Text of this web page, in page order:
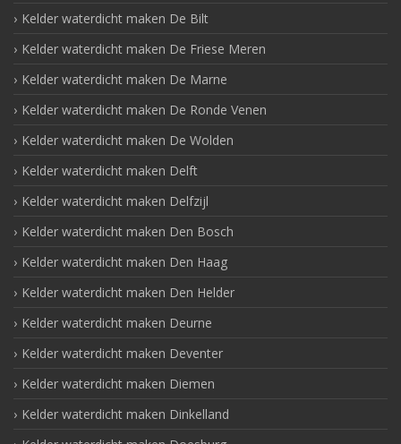
Kelder waterdicht maken De Bilt
Kelder waterdicht maken De Friese Meren
Kelder waterdicht maken De Marne
Kelder waterdicht maken De Ronde Venen
Kelder waterdicht maken De Wolden
Kelder waterdicht maken Delft
Kelder waterdicht maken Delfzijl
Kelder waterdicht maken Den Bosch
Kelder waterdicht maken Den Haag
Kelder waterdicht maken Den Helder
Kelder waterdicht maken Deurne
Kelder waterdicht maken Deventer
Kelder waterdicht maken Diemen
Kelder waterdicht maken Dinkelland